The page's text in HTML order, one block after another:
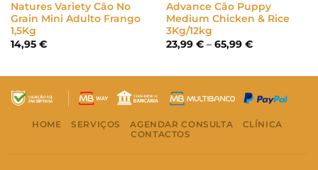
Natures Variety Cão No
Grain Mini Adulto Frango
1,5Kg
14,95 €
Advance Cão Puppy
Medium Chicken & Rice
3Kg/12kg
23,99 € – 65,99 €Price
65,99 €
HOME SERVIÇOS AGENDAR CONSULTA
CLÍNICA
CONTACTOS